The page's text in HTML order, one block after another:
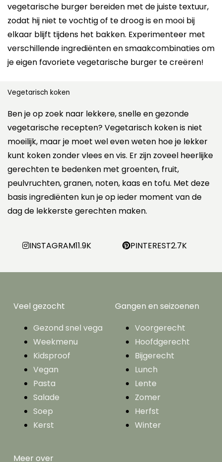
vegetarische burger bereiden met de juiste textuur,
zodat hij niet te vochtig of te droog is en mooi bij
elkaar blijft tijdens het bakken. Experimenteer met
verschillende ingrediënten en smaakcombinaties om
je eigen favoriete vegetarische burger te creëren!
Vegetarisch koken
Ben je op zoek naar lekkere, snelle en gezonde
vegetarische recepten? Vegetarisch koken is niet
moeilijk, maar je moet wel even weten hoe je lekker
kunt koken zonder vlees en vis. Er zijn zoveel heerlijke
gerechten te bedenken met groenten, fruit,
peulvruchten, granen, noten, kaas en tofu. Met deze
basis ingrediënten kun je op ieder moment van de
dag de lekkerste gerechten maken.
INSTAGRAM11.9K PINTEREST2.7K
Veel gezocht
Gezond snel vega
Weekmenu
Kidsproof
Vegan
Pasta
Salade
Soep
Kerst
Gangen en seizoenen
Voorgerecht
Hoofdgerecht
Bijgerecht
Lunch
Lente
Zomer
Herfst
Winter
Meer over